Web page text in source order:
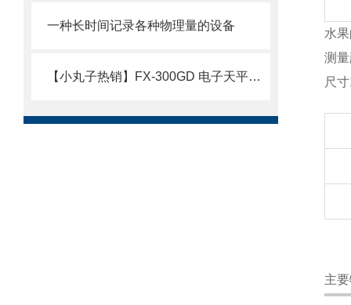
一种长时间记录各种物理量的设备
【小丸子热销】FX-300GD 电子天平，日本原装
水
测
尺寸
主